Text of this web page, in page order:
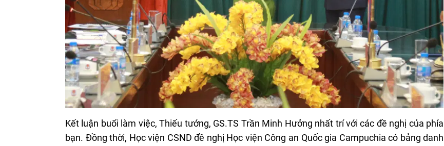
Kết luận buổi làm việc, Thiếu tướng, GS.TS Trần Minh Hưởng nhất trí với các đề nghị của phía
bạn. Đồng thời, Học viện CSND đề nghị Học viện Công an Quốc gia Campuchia có bảng danh